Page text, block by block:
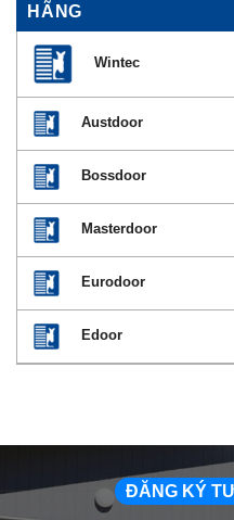
HÃNG
Wintec
Austdoor
Bossdoor
Masterdoor
Eurodoor
Edoor
ĐĂNG KÝ